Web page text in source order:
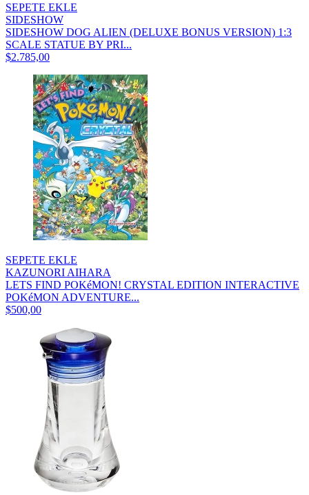
SEPETE EKLE
SIDESHOW
SIDESHOW DOG ALIEN (DELUXE BONUS VERSION) 1:3
SCALE STATUE BY PRI...
$2.785,00
SEPETE EKLE
KAZUNORI AIHARA
LETS FIND POKéMON! CRYSTAL EDITION INTERACTIVE
POKéMON ADVENTURE...
$500,00